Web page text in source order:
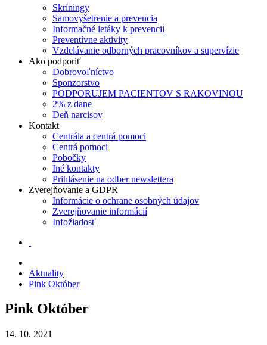
Skríningy
Samovyšetrenie a prevencia
Informačné letáky k prevencii
Preventívne aktivity
Vzdelávanie odborných pracovníkov a supervízie
Ako podporiť
Dobrovoľníctvo
Sponzorstvo
PODPORUJEM PACIENTOV S RAKOVINOU
2% z dane
Deň narcisov
Kontakt
Centrála a centrá pomoci
Centrá pomoci
Pobočky
Iné kontakty
Prihlásenie na odber newslettera
Zverejňovanie a GDPR
Informácie o ochrane osobných údajov
Zverejňovanie informácií
Infožiadosť
Aktuality
Pink Október
Pink Október
14. 10. 2021